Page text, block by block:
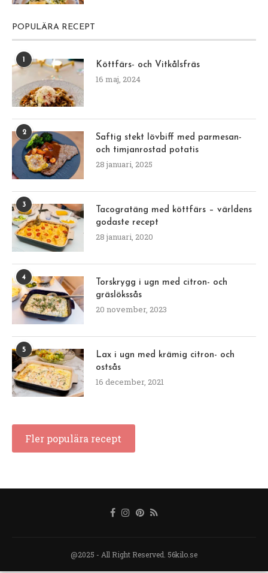
POPULÄRA RECEPT
1
Köttfärs- och Vitkålsfräs
16 maj, 2024
2
Saftig stekt lövbiff med parmesan-
och timjanrostad potatis
28 januari, 2025
3
Tacogratäng med köttfärs – världens
godaste recept
28 januari, 2020
4
Torskrygg i ugn med citron- och
gräslökssås
20 november, 2023
5
Lax i ugn med krämig citron- och
ostsås
16 december, 2021
Fler populära recept
@2025 - All Right Reserved. 56kilo.se